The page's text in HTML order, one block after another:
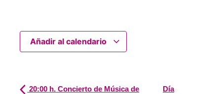
Añadir al calendario
20:00 h. Concierto de Música de
Día